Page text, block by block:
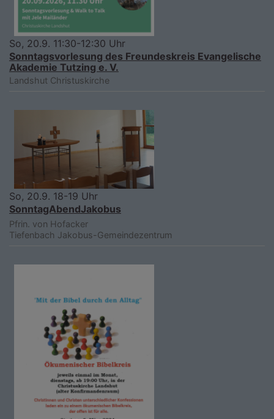
So, 20.9. 11:30-12:30 Uhr
Sonntagsvorlesung des Freundeskreis Evangelische
Akademie Tutzing e. V.
Landshut Christuskirche
So, 20.9. 18-19 Uhr
SonntagAbendJakobus
Pfrin. von Hofacker
Tiefenbach Jakobus-Gemeindezentrum